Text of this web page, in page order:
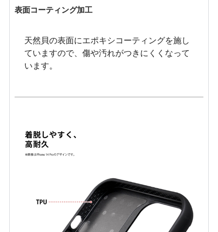
表面コーティング加工
天然貝の表面にエポキシコーティングを施し
ていますので、傷や汚れがつきにくくなって
います。